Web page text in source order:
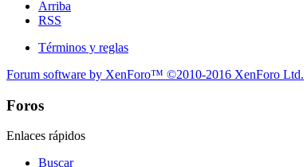
Arriba
RSS
Términos y reglas
Forum software by XenForo™ ©2010-2016 XenForo Ltd.
Foros
Enlaces rápidos
Buscar